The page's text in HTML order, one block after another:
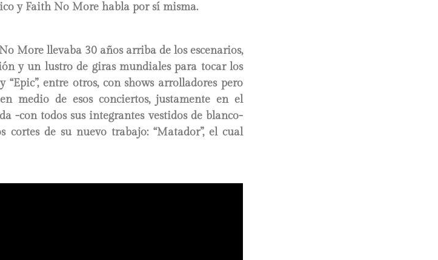
y Faith No More habla por sí misma.
More llevaba 30 años arriba de los escenarios,
y un lustro de giras mundiales para tocar los
“Epic”, entre otros, con shows arrolladores pero
medio de esos conciertos, justamente en el
-con todos sus integrantes vestidos de blanco-
de su nuevo trabajo: “Matador”, el cual